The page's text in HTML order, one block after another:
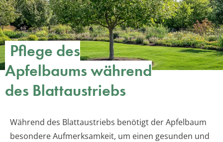
Pflege des
Apfelbaums während
des Blattaustriebs
Während des Blattaustriebs benötigt der Apfelbaum
besondere Aufmerksamkeit, um einen gesunden und